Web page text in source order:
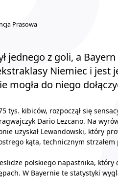
Prasowa
jednego z goli, a
Niemiec i
mogła do niego
tys. kibiców, rozpoczął się
Dario Lezcano. Na
uzyskał Lewandowski, który
kąta, technicznym
polskiego napastnika,
W Bayernie te statystyki